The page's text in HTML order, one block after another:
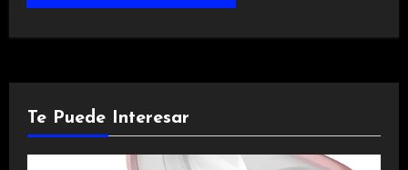
Te Puede Interesar